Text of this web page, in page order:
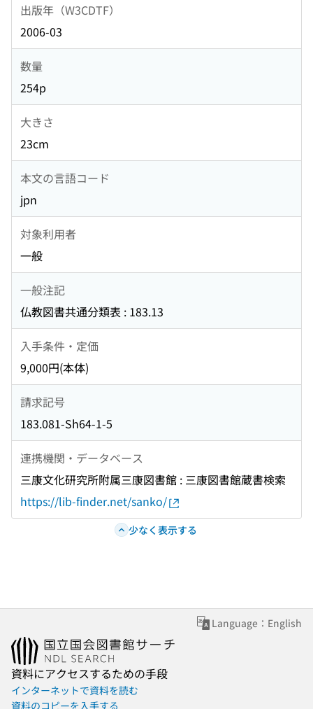
出版年（W3CDTF）
2006-03
数量
254p
大きさ
23cm
本文の言語コード
jpn
対象利用者
一般
一般注記
仏教図書共通分類表 : 183.13
入手条件・定価
9,000円(本体)
請求記号
183.081-Sh64-1-5
連携機関・データベース
三康文化研究所附属三康図書館 : 三康図書館蔵書検索
https://lib-finder.net/sanko/
少なく表示する
Language：English
資料にアクセスするための手段
インターネットで資料を読む
資料のコピーを入手する